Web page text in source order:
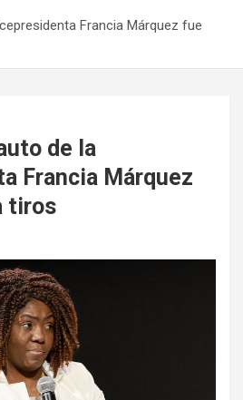
Francia Márquez fue
de la
Francia Márquez
tiros